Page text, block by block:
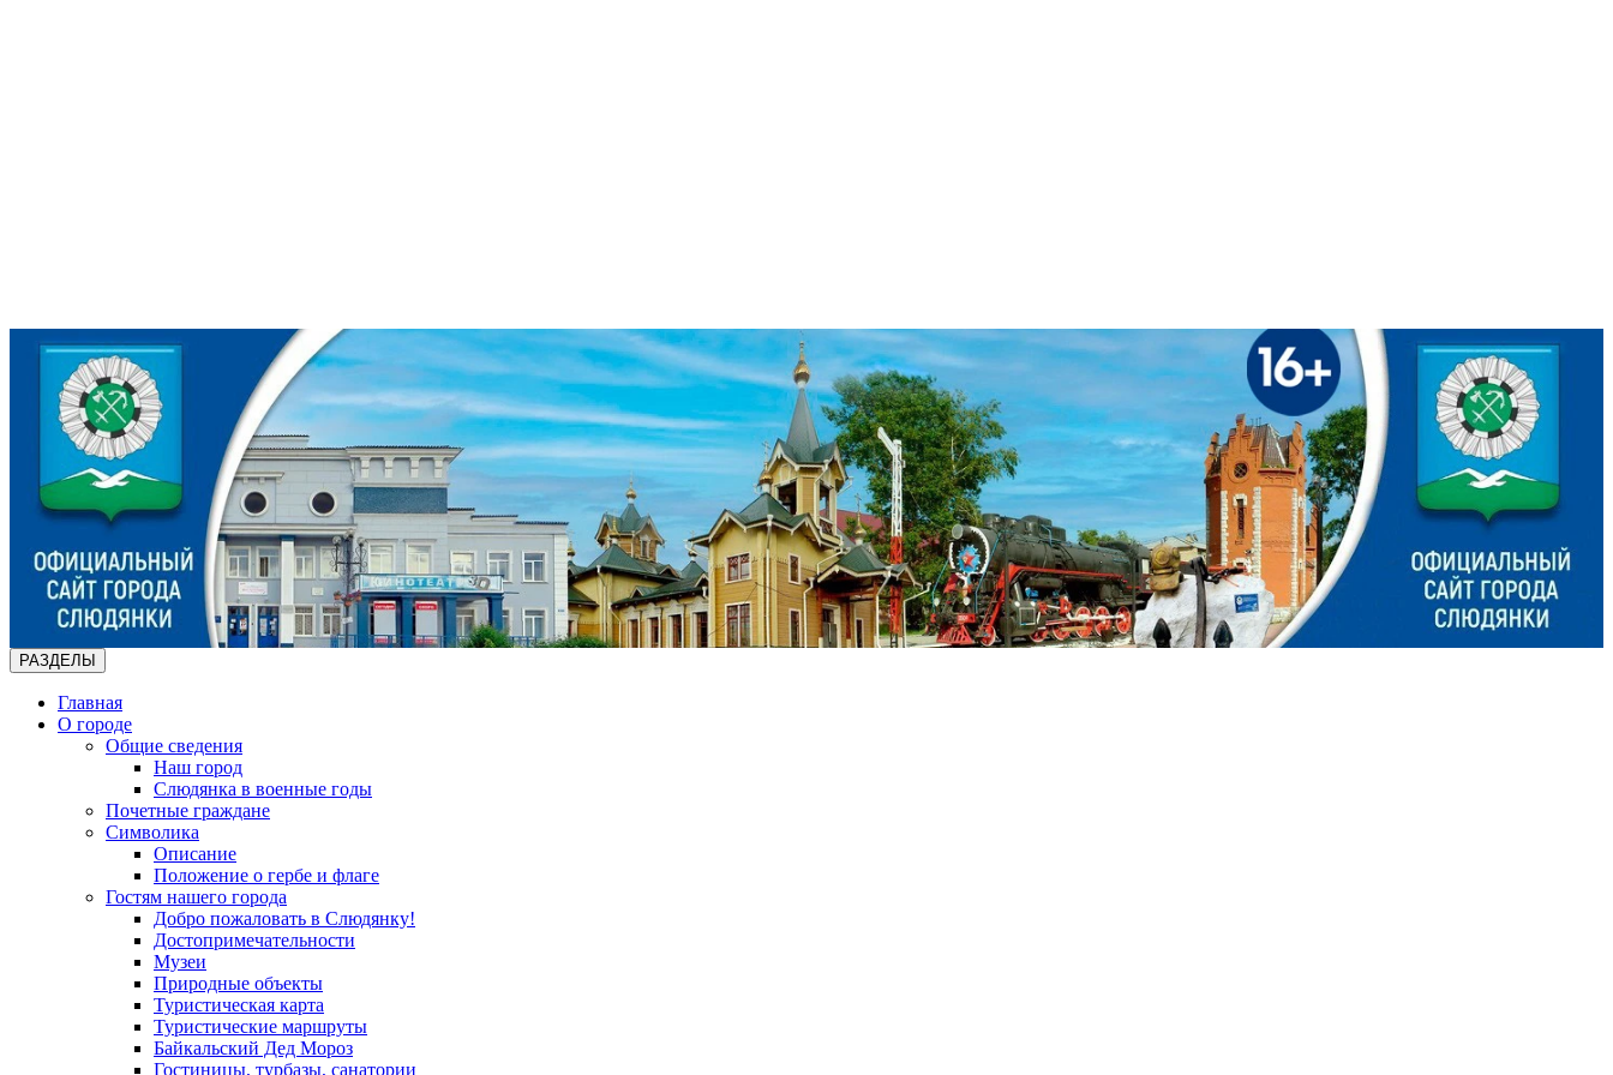
РАЗДЕЛЫ
Главная
О городе
Общие сведения
Наш город
Слюдянка в военные годы
Почетные граждане
Символика
Описание
Положение о гербе и флаге
Гостям нашего города
Добро пожаловать в Слюдянку!
Достопримечательности
Музеи
Природные объекты
Туристическая карта
Туристические маршруты
Байкальский Дед Мороз
Гостиницы, турбазы, санатории